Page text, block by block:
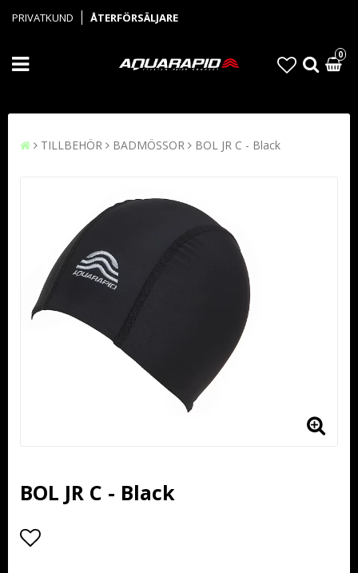
PRIVATKUND ÅTERFÖRSÄLJARE
0
TILLBEHÖR BADMÖSSOR BOL JR C - Black
BOL JR C - Black